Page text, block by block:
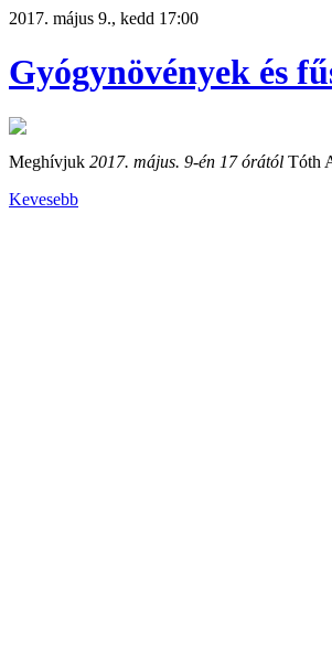
2017. május 9., kedd 17:00
Gyógynövények és
Meghívjuk 2017. május. 9-én 17 órától Tóth
Kevesebb